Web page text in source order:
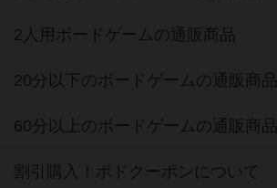
2人用ボードゲームの通販商品
20分以下のボードゲームの通販商品
60分以上のボードゲームの通販商品
割引購入！ボドクーポンについて